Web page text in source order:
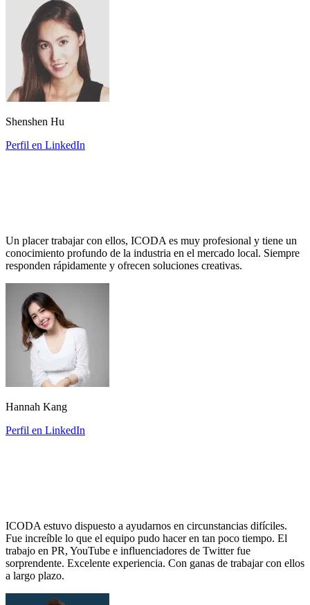
Shenshen Hu
Perfil en LinkedIn
Un placer trabajar con ellos, ICODA es muy profesional y tiene un
conocimiento profundo de la industria en el mercado local. Siempre
responden rápidamente y ofrecen soluciones creativas.
Hannah Kang
Perfil en LinkedIn
ICODA estuvo dispuesto a ayudarnos en circunstancias difíciles.
Fue increíble lo que el equipo pudo hacer en tan poco tiempo. El
trabajo en PR, YouTube e influenciadores de Twitter fue
sorprendente. Excelente experiencia. Con ganas de trabajar con ellos
a largo plazo.